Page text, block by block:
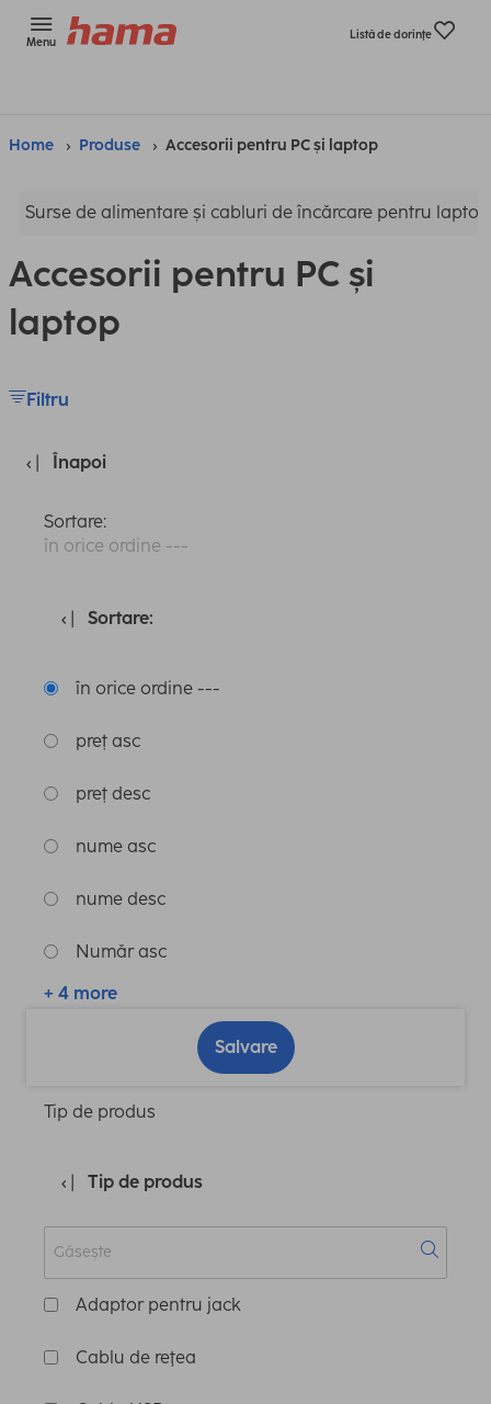
Menu
Listă de dorinţe
Home Produse Accesorii pentru PC și laptop
Surse de alimentare și cabluri de încărcare pentru
Accesorii pentru PC și
laptop
Filtru
Înapoi
Sortare:
în orice ordine ---
Sortare:
în orice ordine ---
preț asc
preț desc
nume asc
nume desc
Număr asc
+ 4 more
Salvare
Tip de produs
Tip de produs
Adaptor pentru jack
Cablu de reţea